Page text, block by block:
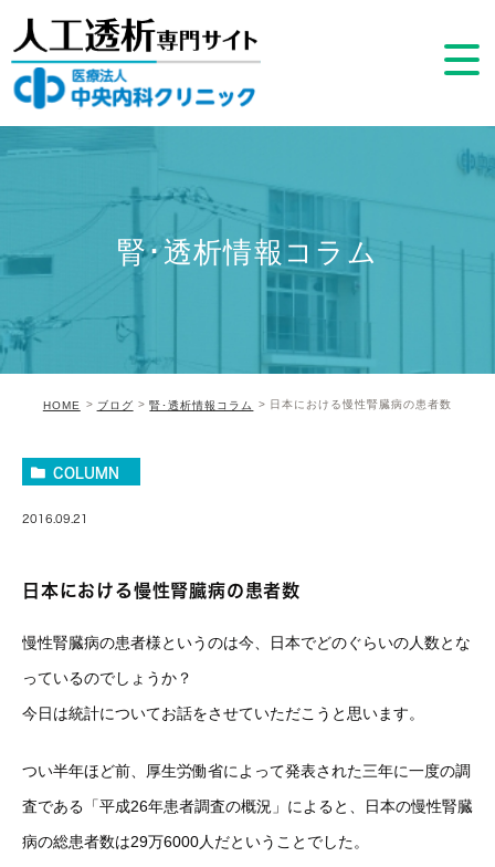
腎･透析情報コラム
HOME ブログ 腎･透析情報コラム 日本における慢性腎臓病の患者数
COLUMN
2016.09.21
日本における慢性腎臓病の患者数
慢性腎臓病の患者様というのは今、日本でどのぐらいの人数とな
っているのでしょうか？
今日は統計についてお話をさせていただこうと思います。
つい半年ほど前、厚生労働省によって発表された三年に一度の調
査である「平成26年患者調査の概況」によると、日本の慢性腎臓
病の総患者数は29万6000人だということでした。